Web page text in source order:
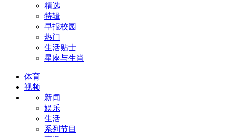
精选
特辑
早报校园
热门
生活贴士
星座与生肖
体育
视频
新闻
娱乐
生活
系列节目